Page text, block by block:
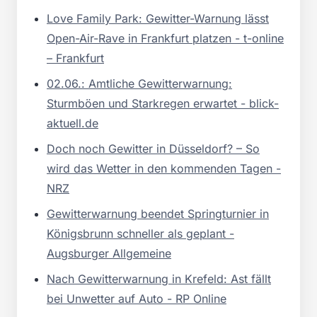
Love Family Park: Gewitter-Warnung lässt
Open-Air-Rave in Frankfurt platzen - t-online
– Frankfurt
02.06.: Amtliche Gewitterwarnung:
Sturmböen und Starkregen erwartet - blick-
aktuell.de
Doch noch Gewitter in Düsseldorf? – So
wird das Wetter in den kommenden Tagen -
NRZ
Gewitterwarnung beendet Springturnier in
Königsbrunn schneller als geplant -
Augsburger Allgemeine
Nach Gewitterwarnung in Krefeld: Ast fällt
bei Unwetter auf Auto - RP Online